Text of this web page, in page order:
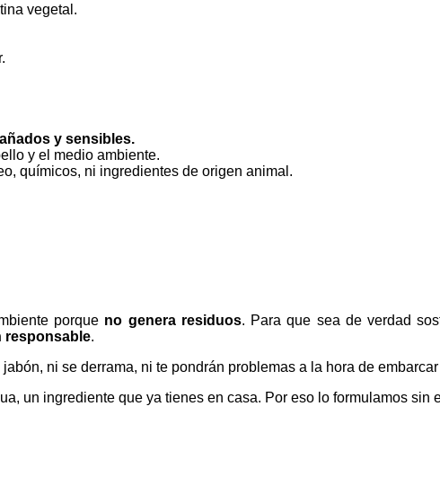
vegetal.
y sensibles.
y el medio ambiente.
químicos, ni ingredientes de origen animal.
porque no genera residuos. Para que sea de verdad
responsable.
ni se derrama, ni te pondrán problemas a la hora de
un ingrediente que ya tienes en casa. Por eso lo formulamos sin